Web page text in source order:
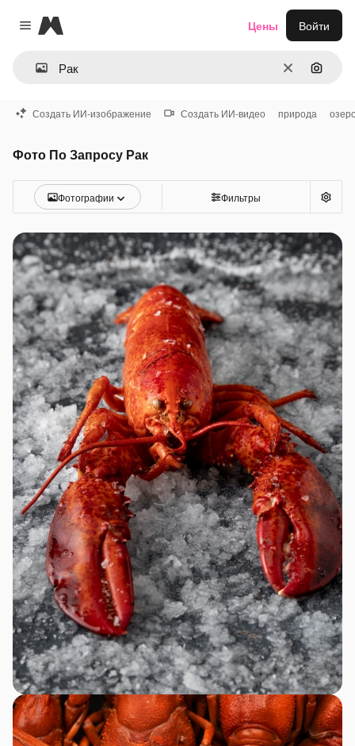
Close menu
Magnific
ОчиститьПоиск
Цены Войти
Создать ИИ-изображение Создать ИИ-видео природа
Фото По Запросу Рак
Фотографии Фильтры